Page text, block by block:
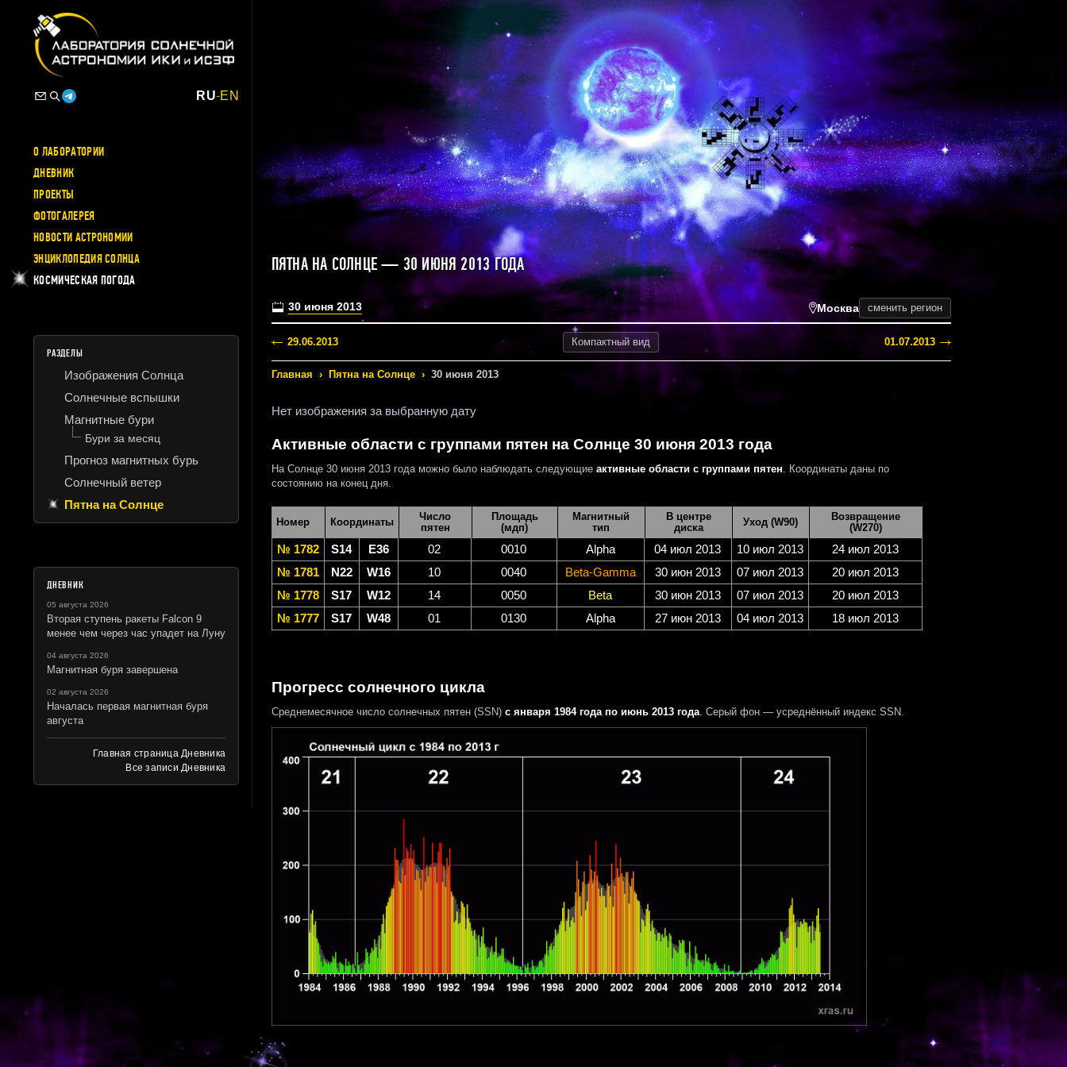
RU-EN
О ЛАБОРАТОРИИ
ДНЕВНИК
ПРОЕКТЫ
ФОТОГАЛЕРЕЯ
НОВОСТИ АСТРОНОМИИ
ЭНЦИКЛОПЕДИЯ СОЛНЦА
КОСМИЧЕСКАЯ ПОГОДА
РАЗДЕЛЫ
Изображения Солнца
Солнечные вспышки
Магнитные бури
Бури за месяц
Прогноз магнитных бурь
Солнечный ветер
Пятна на Солнце
ДНЕВНИК
05 августа 2026
Вторая ступень ракеты Falcon 9
менее чем через час упадет на Луну
04 августа 2026
Магнитная буря завершена
02 августа 2026
Началась первая магнитная буря
августа
Главная страница Дневника
Все записи Дневника
ПЯТНА НА СОЛНЦЕ — 30 ИЮНЯ 2013 ГОДА
30 июня 2013 Москва сменить регион
29.06.2013 Компактный вид 01.07.2013
Главная › Пятна на Солнце › 30 июня 2013
Нет изображения за выбранную дату
Активные области с группами пятен на Солнце 30 июня 2013 года
На Солнце 30 июня 2013 года можно было наблюдать следующие активные области с группами пятен . Координаты даны по
состоянию на конец дня.
Номер Координаты
Число
пятен
Площадь
(мдп)
Магнитный
тип
В центре
диска
Уход (W90)
Возвращение
(W270)
№ 1782 S14 E36 02 0010 Alpha 04 июл 2013 10 июл 2013
24 июл 2013
№ 1781
N22 W16 10 0040 Beta-Gamma 30 июн 2013 07 июл 2013
20 июл 2013
№ 1778
S17 W12 14 0050 Beta 30 июн 2013 07 июл 2013
20 июл 2013
№ 1777
S17 W48 01 0130 Alpha 27 июн 2013 04 июл 2013 18 июл 2013
Прогресс солнечного цикла
Среднемесячное число солнечных пятен (SSN) с января 1984 года по июнь 2013 года. Серый фон — усреднённый индекс SSN.